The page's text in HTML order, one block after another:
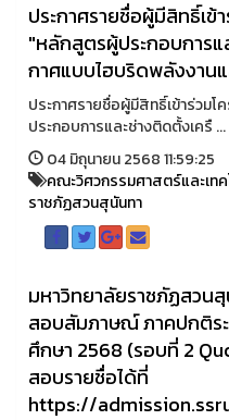
ประกาศรายชื่อผู้มีสิทธิ์เ
"หลักสูตรผู้ประกอบการ
กาศแบบไฮบริดพลังงาน
ประกาศรายชื่อผู้มีสิทธิ์เข้าร่วม
ประกอบการและช่างติดตั้งเครื ...
04 มิถุนายน 2568 11:59:25
คณะวิศวกรรมศาสตร์และเท
ราชภัฏสวนสุนันทา
มหาวิทยาลัยราชภัฏสวน
สอบสัมภาษณ์ ภาคปกติร
ศึกษา 2568 (รอบที่ 2
สอบรายชื่อได้ที่
https://